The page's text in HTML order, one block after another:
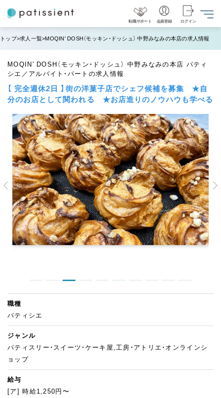
転職サポート 会員登録 ログイン
トップ 求人一覧 MOQIN' DOSH（モッキン・ドッシュ） 中野みなみの本店の求人情報
MOQIN' DOSH（モッキン・ドッシュ） 中野みなみの本店 パティ
シエ／アルバイト・パートの求人情報
【 完全週休2日 】街の洋菓子店でシェフ候補を募集 ★自
分のお店として関われる ★お店造りのノウハウも学べる
職種
パティシエ
ジャンル
パティスリー・スイーツ・ケーキ屋,工房・アトリエ・オンラインシ
ョップ
給与
[ア] 時給1,250円〜